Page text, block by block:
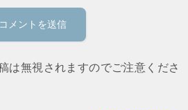
は無視されますのでご注意くださ